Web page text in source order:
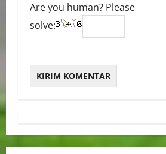
Are you human? Please
solve: